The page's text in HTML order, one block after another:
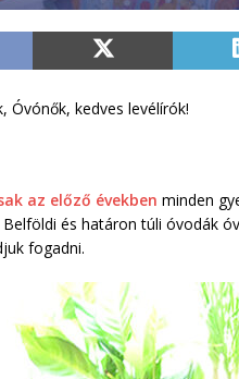
Óvónők, kedves levélírók!
az előző években minden
és határon túli óvodák
fogadni.